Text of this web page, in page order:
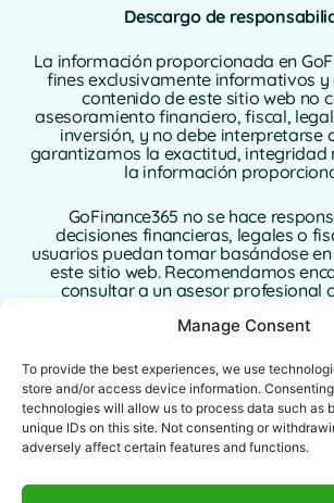
Manage Consent
To provide the best experiences, we use
store and/or access device information.
technologies will allow us to process data such as
unique IDs on this site. Not consenting or
adversely affect certain features and functions.
Descargo de
La información proporcionada en
fines exclusivamente informativos y
contenido de este sitio web no
asesoramiento financiero, fiscal,
inversión, y no debe interpretarse
garantizamos la exactitud, integridad
la información
GoFinance365 no se hace
decisiones financieras, legales o
usuarios puedan tomar basándose
este sitio web. Recomendamos
consultar a un asesor profesional
cualquier decisión relacionada con
El uso de este sitio web implica la
este aviso legal. Ni GoFinance365
colaboradores asumen ninguna
los daños directos, indirectos o
proporcionada.